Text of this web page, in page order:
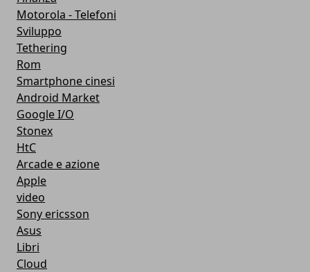
Motorola - Telefoni
Sviluppo
Tethering
Rom
Smartphone cinesi
Android Market
Google I/O
Stonex
HtC
Arcade e azione
Apple
video
Sony ericsson
Asus
Libri
Cloud